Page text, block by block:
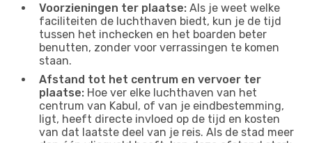
Voorzieningen ter plaatse: Als je weet welke
faciliteiten de luchthaven biedt, kun je de tijd
tussen het inchecken en het boarden beter
benutten, zonder voor verrassingen te komen
staan.
Afstand tot het centrum en vervoer ter
plaatse: Hoe ver elke luchthaven van het
centrum van Kabul, of van je eindbestemming,
ligt, heeft directe invloed op de tijd en kosten
van dat laatste deel van je reis. Als de stad meer